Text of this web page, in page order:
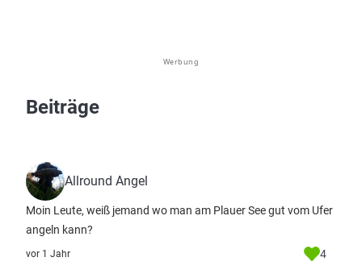
Werbung
Beiträge
Allround Angel
Moin Leute, weiß jemand wo man am Plauer See gut vom Ufer
angeln kann?
vor 1 Jahr 4